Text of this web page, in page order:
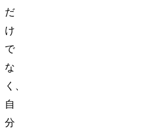
だ
け
で
な
く、
自
分